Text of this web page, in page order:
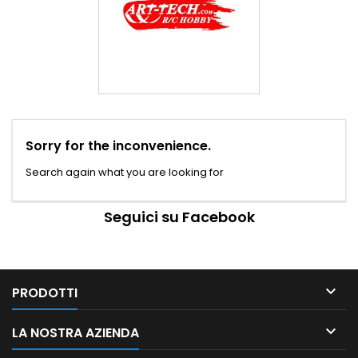
Sorry for the inconvenience.
Search again what you are looking for
Seguici su Facebook
PRODOTTI 
LA NOSTRA AZIENDA 